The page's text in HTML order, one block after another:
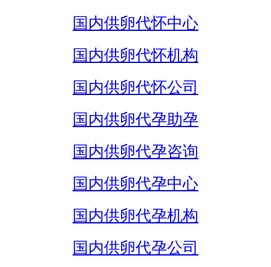
国内供卵代怀中心
国内供卵代怀机构
国内供卵代怀公司
国内供卵代孕助孕
国内供卵代孕咨询
国内供卵代孕中心
国内供卵代孕机构
国内供卵代孕公司